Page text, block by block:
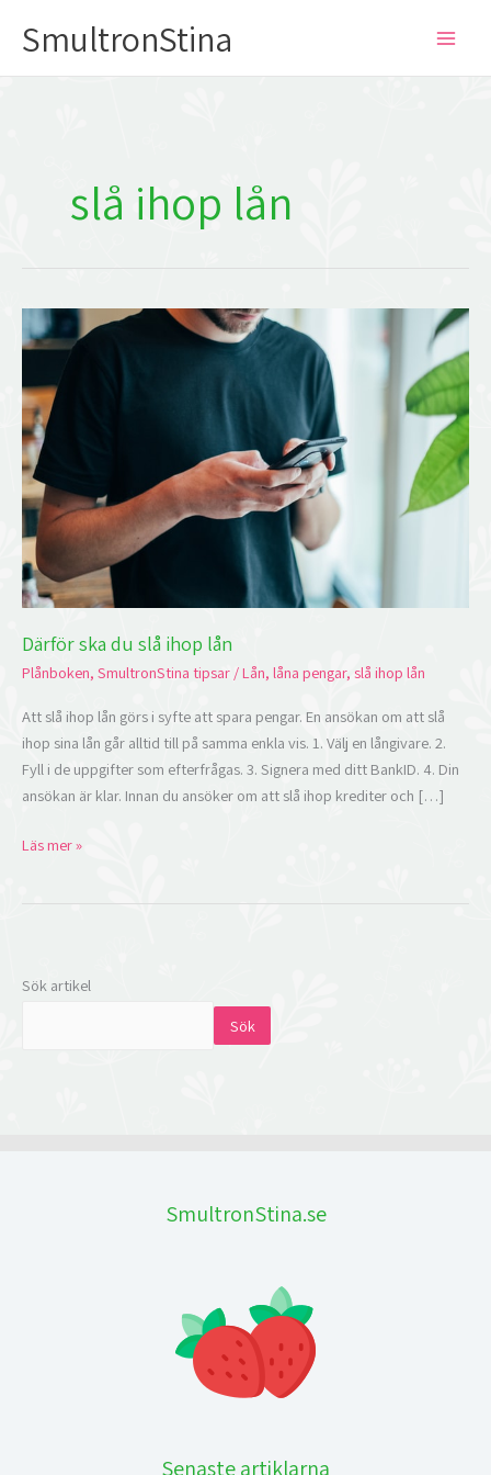
SmultronStina
slå ihop lån
Därför ska du slå ihop lån
Plånboken, SmultronStina tipsar /Lån, låna pengar, slå ihop lån
Att slå ihop lån görs i syfte att spara pengar. En ansökan om att slå
ihop sina lån går alltid till på samma enkla vis. 1. Välj en långivare. 2.
Fyll i de uppgifter som efterfrågas. 3. Signera med ditt BankID. 4. Din
ansökan är klar. Innan du ansöker om att slå ihop krediter och […]
Därför
ska
slå
ihop
lån
Läs mer »
Sök artikel
Sök
SmultronStina.se
Senaste artiklarna